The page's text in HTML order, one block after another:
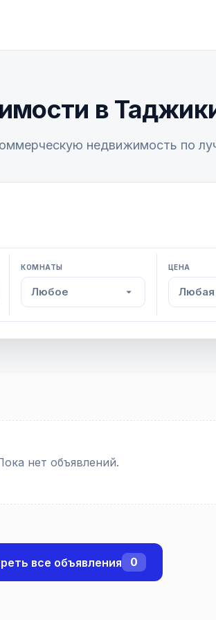
в
недвижимость по
КОМНАТЫ
Любое
ЦЕНА
Любая
нет объявлений.
все объявления 0